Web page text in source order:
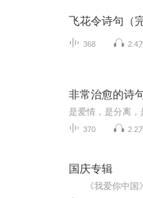
飞花令诗句（完
368 2.4
非常治愈的诗
370 2.2
国庆专辑